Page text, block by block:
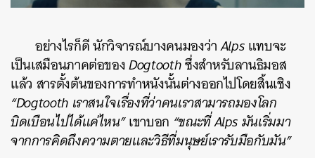
อย่างไรก็ดี นักวิจารณ์บางคนมองว่าAlpsแทบจะ
เป็นเสมือนภาคต่อของDogtoothซึ่งสำหรับลานธิมอส
แล้ว สารตั้งต้นของการทำหนังนั้นต่างออกไปโดยสิ้นเชิง
“Dogtooth เราสนใจเรื่องที่ว่าคนเราสามารถมองโลก
บิดเบือนไปได้แค่ไหน”เขาบอก “ขณะที่ Alps มันเริ่มมา
จากการคิดถึงความตายและวิธีที่มนุษย์เรารับมือกับมัน”